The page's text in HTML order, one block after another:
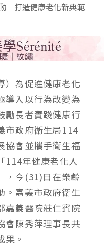
打造健康老化新典範
）為促進健康老化
導入以行為改變為
勵長者實踐健康行
市政府衛生局114
協會並攜手衛生福
114年健康老化人
，今(31)日在樂齡
。嘉義市政府衛生
嘉義醫院莊仁賓院
會陳秀萍理事長共
果。